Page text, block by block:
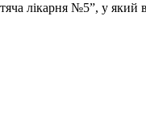
лікарня №5”, у